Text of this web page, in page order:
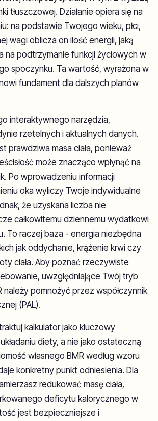
tłuszczowej. Działanie opiera się na
na podstawie Twojego wieku, płci,
wagi oblicza on ilość energii, jaką
na podtrzymanie funkcji życiowych w
spoczynku. Ta wartość, wyrażona w
fundament dla dalszych planów
interaktywnego narzędzia,
rzetelnych i aktualnych danych.
prawdziwa masa ciała, ponieważ
może znacząco wpłynąć na
Po wprowadzeniu informacji
oka wyliczy Twoje indywidualne
że uzyskana liczba nie
całkowitemu dziennemu wydatkowi
To raczej baza - energia niezbędna
jak oddychanie, krążenie krwi czy
ciała. Aby poznać rzeczywiste
uwzględniające Twój tryb
należy pomnożyć przez współczynnik
(PAL).
kalkulator jako kluczowy
diety, a nie jako ostateczną
własnego BMR według wzoru
konkretny punkt odniesienia. Dla
redukować masę ciała,
deficytu kalorycznego w
jest bezpieczniejsze i